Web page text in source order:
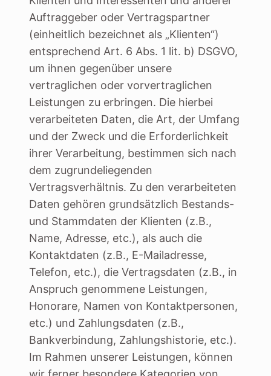
Auftraggeber oder Vertragspartner
(einheitlich bezeichnet als „Klienten“)
entsprechend Art. 6 Abs. 1 lit. b) DSGVO,
um ihnen gegenüber unsere
vertraglichen oder vorvertraglichen
Leistungen zu erbringen. Die hierbei
verarbeiteten Daten, die Art, der Umfang
und der Zweck und die Erforderlichkeit
ihrer Verarbeitung, bestimmen sich nach
dem zugrundeliegenden
Vertragsverhältnis. Zu den verarbeiteten
Daten gehören grundsätzlich Bestands-
und Stammdaten der Klienten (z.B.,
Name, Adresse, etc.), als auch die
Kontaktdaten (z.B., E-Mailadresse,
Telefon, etc.), die Vertragsdaten (z.B., in
Anspruch genommene Leistungen,
Honorare, Namen von Kontaktpersonen,
etc.) und Zahlungsdaten (z.B.,
Bankverbindung, Zahlungshistorie, etc.).
Im Rahmen unserer Leistungen, können